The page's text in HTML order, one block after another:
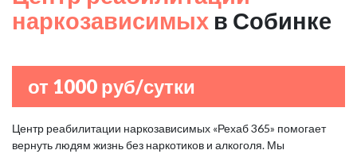
наркозависимых в Собинке
от 1000 руб/сутки
Центр реабилитации наркозависимых «Рехаб 365» помогает
вернуть людям жизнь без наркотиков и алкоголя. Мы